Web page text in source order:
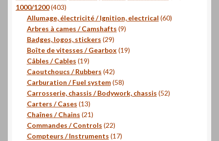
1000/1200 403403
produits
Allumage, électricité / Ignition, electrical 6060
Arbres à cames / Camshafts 99
Badges, logos, stickers 2929
produits
Boîte de vitesses / Gearbox 1919
Câbles / Cables 1919
produits
Caoutchoucs / Rubbers 4242
produits
Carburation / Fuel system 5858
produits
Carrosserie, chassis / Bodywork, chassis 5252
Carters / Cases 1313
produits
Chaînes / Chains 2121
produits
Commandes / Controls 2222
produits
Compteurs / Instruments 1717